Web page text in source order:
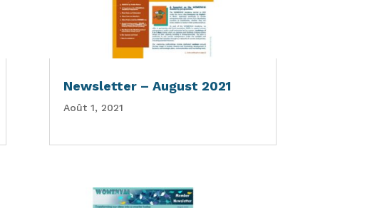
Newsletter – August 2021
Août 1, 2021